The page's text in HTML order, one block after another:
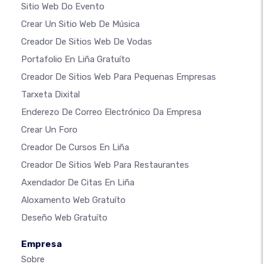
Sitio Web Do Evento
Crear Un Sitio Web De Música
Creador De Sitios Web De Vodas
Portafolio En Liña Gratuíto
Creador De Sitios Web Para Pequenas Empresas
Tarxeta Dixital
Enderezo De Correo Electrónico Da Empresa
Crear Un Foro
Creador De Cursos En Liña
Creador De Sitios Web Para Restaurantes
Axendador De Citas En Liña
Aloxamento Web Gratuíto
Deseño Web Gratuíto
Empresa
Sobre